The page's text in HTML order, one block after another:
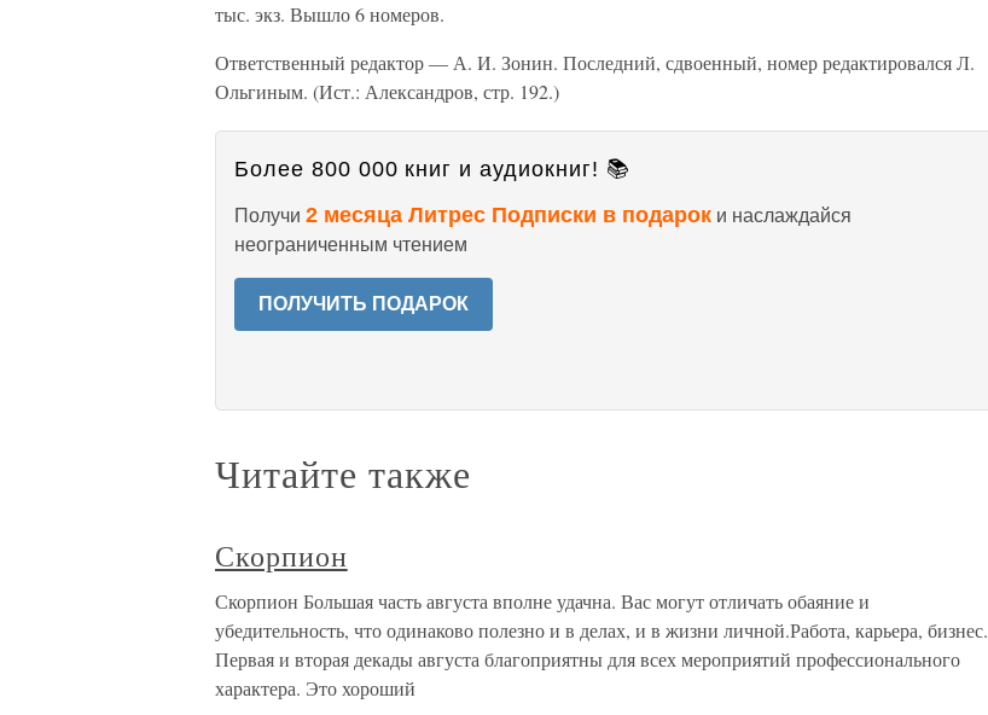
тыс. экз. Вышло 6 номеров.
Ответственный редактор — А. И. Зонин. Последний, сдвоенный, номер редактировался Л.
Ольгиным. (Ист.: Александров, стр. 192.)
Более 800 000 книг и аудиокниг! 📚
Получи 2 месяца Литрес Подписки в подарок и наслаждайся
неограниченным чтением
ПОЛУЧИТЬ ПОДАРОК
Читайте также
Скорпион
Скорпион Большая часть августа вполне удачна. Вас могут отличать обаяние и
убедительность, что одинаково полезно и в делах, и в жизни личной.Работа, карьера, бизнес.
Первая и вторая декады августа благоприятны для всех мероприятий профессионального
характера. Это хороший